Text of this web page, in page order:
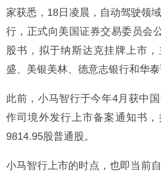
家获悉，18日凌晨，自动驾驶领
行，正式向美国证券交易委员会
股书，拟于纳斯达克挂牌上市
盛、美银美林、德意志银行和华
此前，小马智行于今年4月获中
作司境外发行上市备案通知书
9814.95股普通股。
小马智行上市的时点，也即当前